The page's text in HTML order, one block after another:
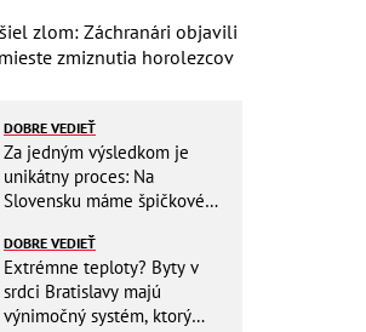
zlom: Záchranári objavili
zmiznutia horolezcov
DOBRE VEDIEŤ
Za jedným výsledkom je
unikátny proces: Na
Slovensku máme špičkové
DOBRE VEDIEŤ
Extrémne teploty? Byty v
srdci Bratislavy majú
výnimočný systém, ktorý